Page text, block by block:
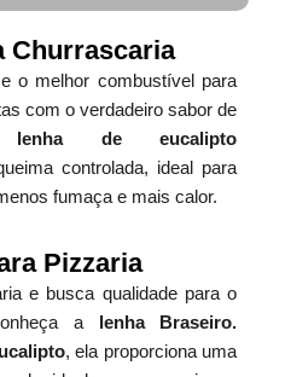
Churrascaria
o melhor combustível para
com o verdadeiro sabor de
lenha de eucalipto
controlada, ideal para
fumaça e mais calor.
Pizzaria
e busca qualidade para o
a lenha Braseiro.
, ela proporciona uma